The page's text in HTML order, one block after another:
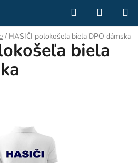
Hľadať
KOŠÍK
/ HASIČI polokošeľa biela DPO dámska
biela